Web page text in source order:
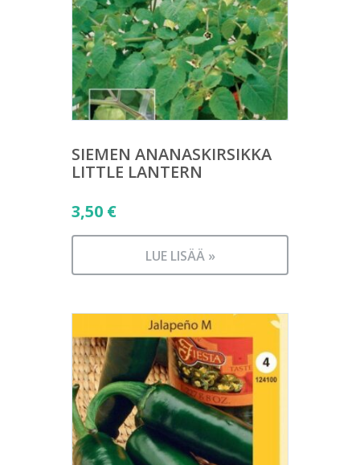
SIEMEN ANANASKIRSIKKA
LITTLE LANTERN
3,50 €
LUE LISÄÄ »